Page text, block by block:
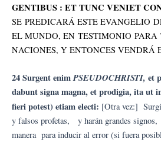
GENTIBUS : ET TUNC VENIET
SE PREDICARÁ ESTE EVANGELIO
EL MUNDO, EN TESTIMONIO PARA
NACIONES, Y ENTONCES
24 Surgent enimPSEUDOCHRISTI, et
dabunt signa magna, et prodigia, ita ut
fieri potest) etiam electi: [Otra vez:]
y falsos profetas, y harán grandes
manera para inducir al error (si fuera